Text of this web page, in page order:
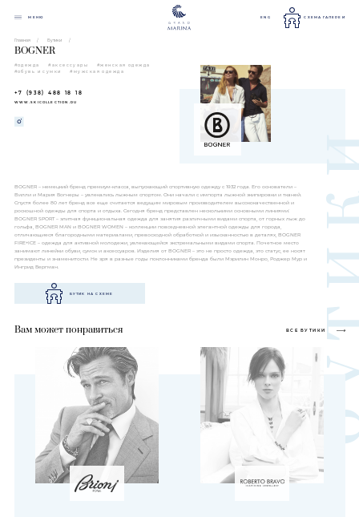
МЕНЮ ENG СХЕМА ГАЛЕРЕИ
Главная Бутики
BOGNER
#одежда #аксессуары
#женская одежда
#обувь и сумки
#мужская одежда
+7 (938) 488 18 18
WWW.SKICOLLECTION.RU
BOGNER – немецкий бренд премиум-класса, выпускающий спортивную одежду с 1932 года. Его основатели –
Вилли и Мария Богнеры – увлекались лыжным спортом. Они начали с импорта лыжной экипировки и тканей.
Спустя более 80 лет бренд все еще считается ведущим мировым производителем высококачественной и
роскошной одежды для спорта и отдыха. Сегодня бренд представлен несколькими основными линиями:
BOGNER SPORT – элитная функциональная одежда для занятия различными видами спорта, от горных лыж до
гольфа, BOGNER MAN и BOGNER WOMEN – коллекции повседневной элегантной одежды для города,
отличающиеся благородными материалами, превосходной обработкой и изысканностью в деталях, BOGNER
FIRE+ICE – одежда для активной молодежи, увлекающейся экстремальными видами спорта. Почетное место
занимают линейки обуви, сумок и аксессуаров. Изделия от BOGNER – это не просто одежда, это статус, ее носят
президенты и знаменитости. Не зря в разные годы поклонниками бренда были Мэрилин Монро, Роджер Мур и
Ингрид Бергман.
БУТИК НА СХЕМЕ
Вам может понравиться ВСЕ БУТИКИ